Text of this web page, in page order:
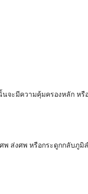
จะมีความคุ้มครองหลัก ห
พ ส่งศพ หรือกระดูกกลับภูมิ